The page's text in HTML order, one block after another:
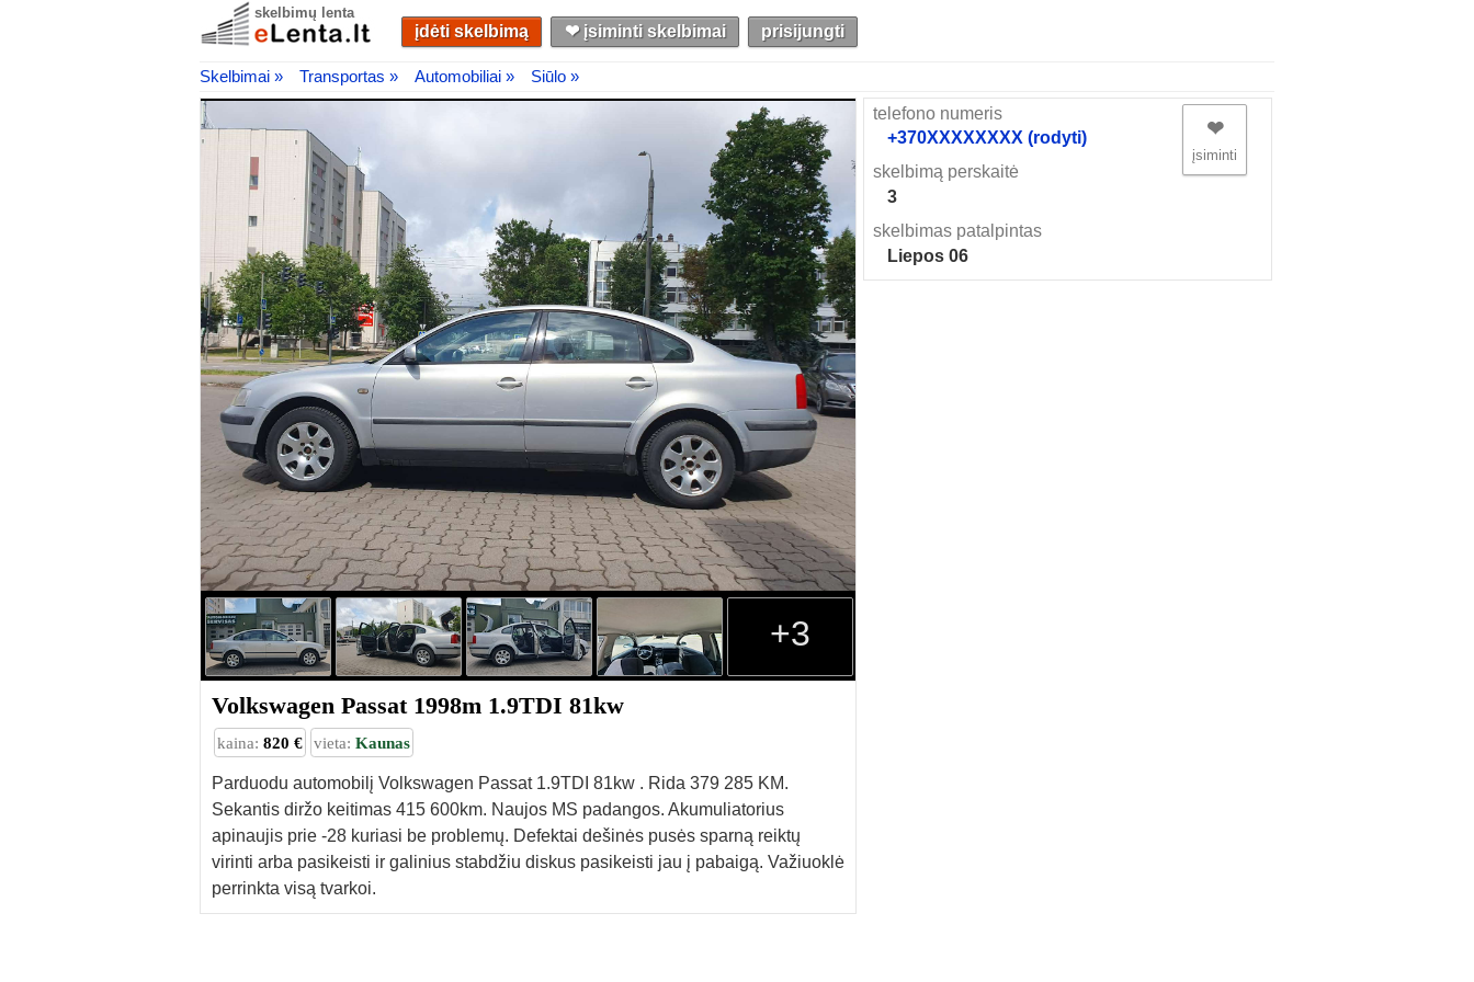
skelbimų lenta
įdėti skelbimą ❤︎ įsiminti skelbimai prisijungti
Skelbimai » Transportas » Automobiliai » Siūlo »
+3
Volkswagen Passat 1998m 1.9TDI 81kw
kaina: 820 € vieta: Kaunas
Parduodu automobilį Volkswagen Passat 1.9TDI 81kw . Rida 379 285 KM.
Sekantis diržo keitimas 415 600km. Naujos MS padangos. Akumuliatorius
apinaujis prie -28 kuriasi be problemų. Defektai dešinės pusės sparną reiktų
virinti arba pasikeisti ir galinius stabdžiu diskus pasikeisti jau į pabaigą. Važiuoklė
perrinkta visą tvarkoi.
telefono numeris
+370XXXXXXXX (rodyti)
skelbimą perskaitė
3
skelbimas patalpintas
Liepos 06
❤︎
įsiminti